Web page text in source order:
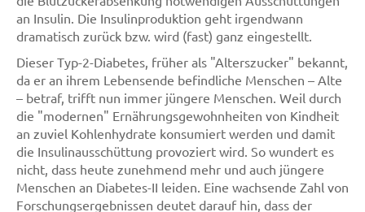
an Insulin. Die Insulinproduktion geht irgendwann
dramatisch zurück bzw. wird (fast) ganz eingestellt.
Dieser Typ-2-Diabetes, früher als "Alterszucker" bekannt,
da er an ihrem Lebensende befindliche Menschen – Alte
– betraf, trifft nun immer jüngere Menschen. Weil durch
die "modernen" Ernährungsgewohnheiten von Kindheit
an zuviel Kohlenhydrate konsumiert werden und damit
die Insulinausschüttung provoziert wird. So wundert es
nicht, dass heute zunehmend mehr und auch jüngere
Menschen an Diabetes-II leiden. Eine wachsende Zahl von
Forschungsergebnissen deutet darauf hin, dass der